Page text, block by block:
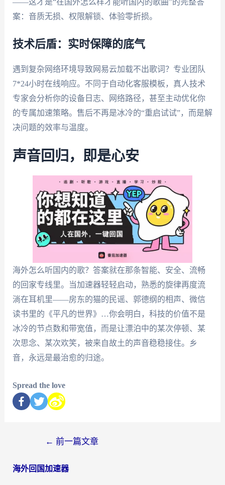
——这才是“在国外怎么样才能听国内的歌曲”的完整答
案：音质无损、权限解锁、体验零折损。
技术后盾：实时保障的底气
遇到复杂网络环境导致网易云加载不出歌词？专业团队
7*24小时在线响应。不同于自动化客服模板，真人技术
专家会分析你的设备日志、网络路径，甚至主动优化你
的专属加速策略。售后不再是冰冷的“重启试试”，而是解
决问题的效率与温度。
声音回归，即是心安
海外怎么听国内的歌？答案就在那条智能、安全、流畅
的回家专线里。当加速器轻轻启动，熟悉的旋律再度流
淌在耳机里——房东的猫的民谣、郭德纲的相声、微信
读书里的《平凡的世界》…你会明白，科技的价值不是
冰冷的节点数和带宽值，而是让漂泊中的某次停顿、某
次思念、某次欢笑，被来自故土的声音稳稳接住。乡
音，永远是最治愈的归途。
Spread the love
← 前一篇文章
海外回国加速器